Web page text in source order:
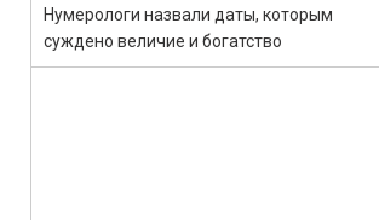
Нумерологи назвали даты, которым
суждено величие и богатство